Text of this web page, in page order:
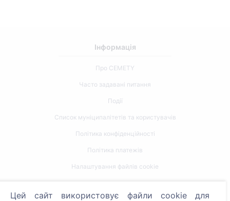
Інформація
Про CEMETY
Часто задавані питання
Події
Список муніципалітетів та користувачів
Політика конфіденційності
Політика платежів
Налаштування файлів cookie
Цей сайт використовує файли cookie для